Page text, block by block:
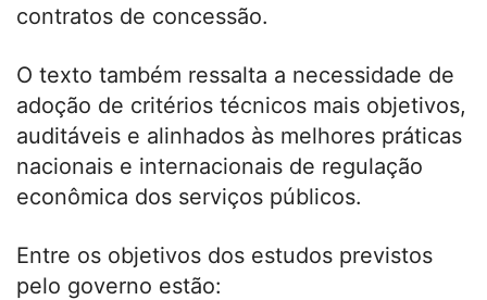
contratos de concessão.
O texto também ressalta a necessidade de
adoção de critérios técnicos mais objetivos,
auditáveis e alinhados às melhores práticas
nacionais e internacionais de regulação
econômica dos serviços públicos.
Entre os objetivos dos estudos previstos
pelo governo estão: